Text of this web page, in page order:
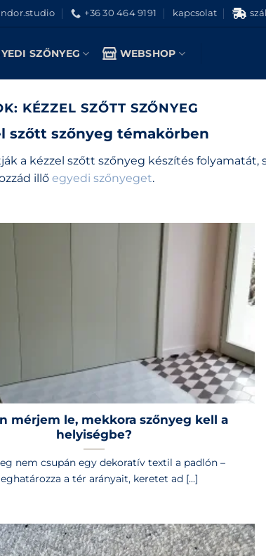
+36 30 464 9191 kapcsolat
SZŐNYEG WEBSHOP
KÉZZEL SZŐTT SZŐNYEG
szőtt szőnyeg témakörben
a kézzel szőtt szőnyeg készítés folyamatát,
illő egyedi szőnyeget.
mérjem le, mekkora szőnyeg kell a
helyiségbe?
nem csupán egy dekoratív textil a padlón –
a tér arányait, keretet ad [...]